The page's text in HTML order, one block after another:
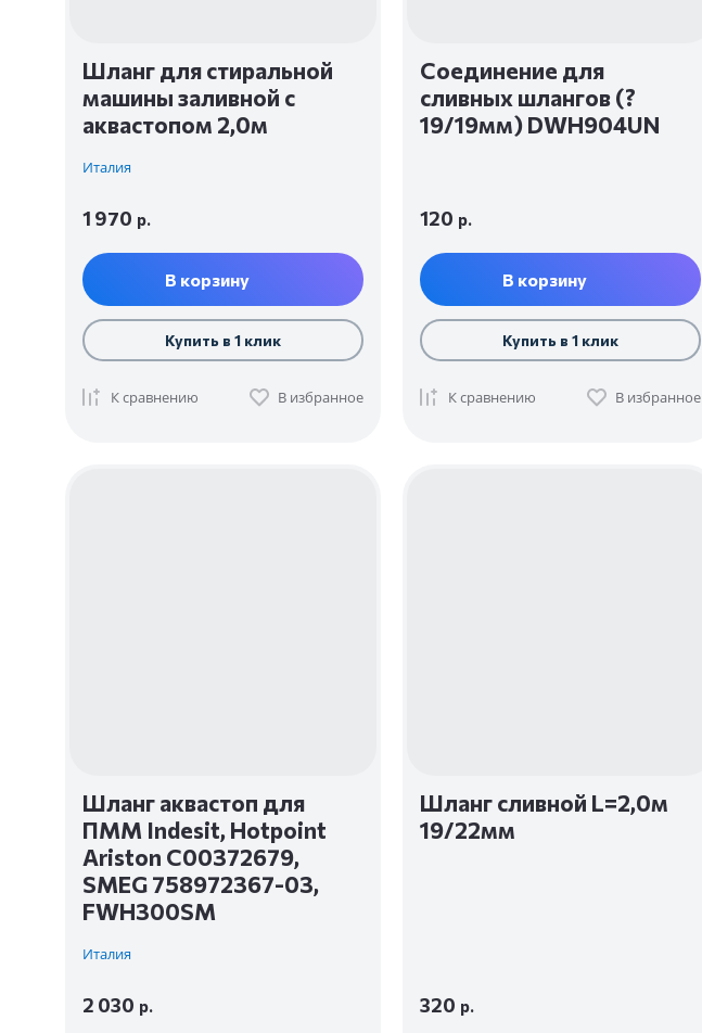
Шланг для стиральной
машины заливной с
аквастопом 2,0м
Италия
1 970 р.
В корзину
Купить в 1 клик
К сравнению В избранное
Соединение для
сливных шлангов (?
19/19мм) DWH904UN
120 р.
В корзину
Купить в 1 клик
К сравнению В избранное
Шланг аквастоп для
ПММ Indesit, Hotpoint
Ariston C00372679,
SMEG 758972367-03,
FWH300SM
Италия
2 030 р.
Шланг сливной L=2,0м
19/22мм
320 р.